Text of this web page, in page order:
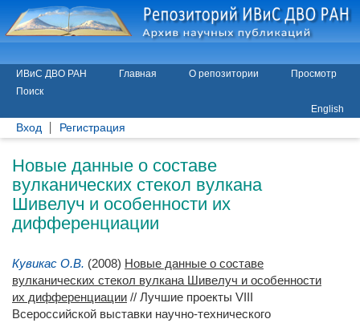
ИВиС ДВО РАН Главная О репозитории
Просмотр
Поиск
English
Вход Регистрация
Новые данные о составе
вулканических стекол вулкана
Шивелуч и особенности их
дифференциации
Кувикас О.В. (2008) Новые данные о составе
вулканических стекол вулкана Шивелуч и особенности
их дифференциации // Лучшие проекты VIII
Всероссийской выставки научно-технического